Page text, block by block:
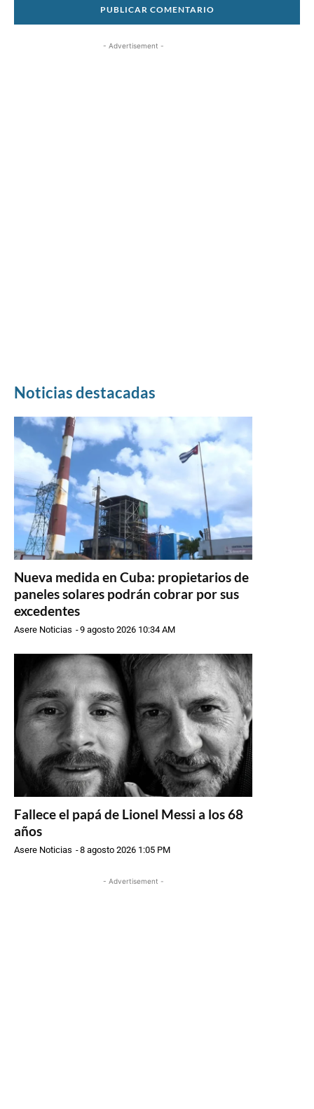
- Advertisement -
Noticias destacadas
Nueva medida en Cuba: propietarios de
paneles solares podrán cobrar por sus
excedentes
Asere Noticias -9 agosto 2026 10:34 AM
Fallece el papá de Lionel Messi a los 68
años
Asere Noticias -8 agosto 2026 1:05 PM
- Advertisement -